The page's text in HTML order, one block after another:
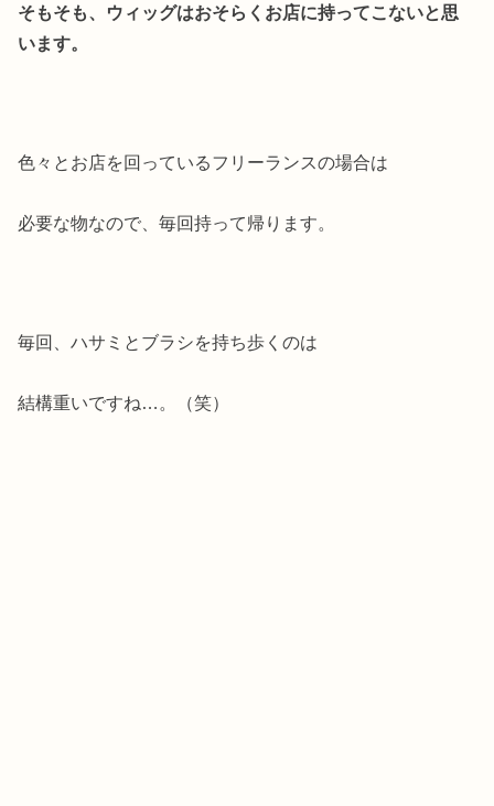
そもそも、ウィッグはおそらくお店に持ってこないと思
います。
色々とお店を回っているフリーランスの場合は
必要な物なので、毎回持って帰ります。
毎回、ハサミとブラシを持ち歩くのは
結構重いですね…。（笑）